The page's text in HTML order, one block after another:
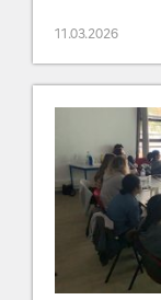
11.03.2026